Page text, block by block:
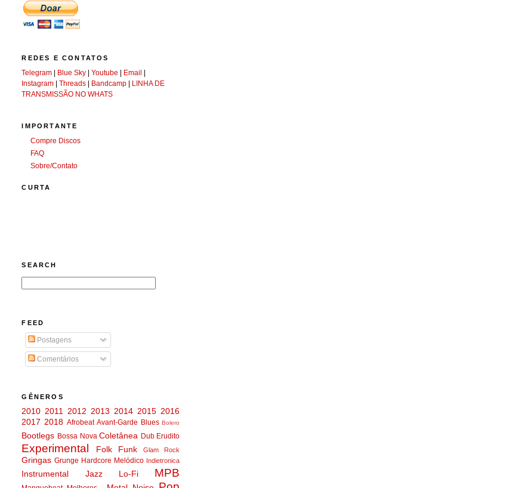
REDES E CONTATOS
Telegram | Blue Sky |Youtube | Email |
Instagram |Threads | Bandcamp | LINHA DE
TRANSMISSÃO NO WHATS
IMPORTANTE
Compre Discos
FAQ
Sobre/Contato
CURTA
SEARCH
FEED
Postagens
Comentários
GÊNEROS
2010 2011 2012 2013 2014 2015 2016
2017 2018 Afrobeat Avant-Garde Blues Bolero
Bootlegs Bossa Nova Coletânea Dub Erudito
Experimental Folk Funk Glam Rock
Gringas Grunge Hardcore Melódico Indietronica
Instrumental Jazz Lo-Fi MPB